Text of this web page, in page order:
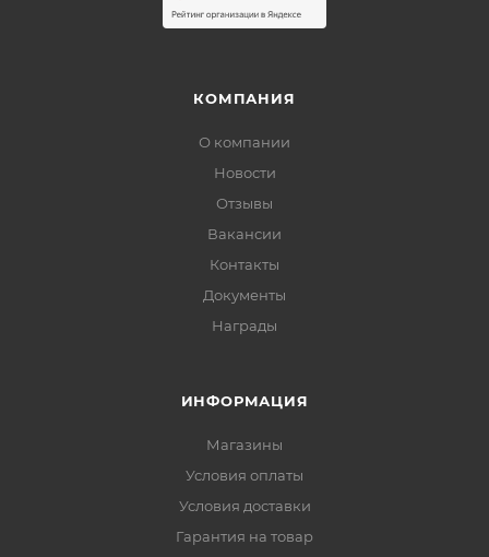
КОМПАНИЯ
О компании
Новости
Отзывы
Вакансии
Контакты
Документы
Награды
ИНФОРМАЦИЯ
Магазины
Условия оплаты
Условия доставки
Гарантия на товар